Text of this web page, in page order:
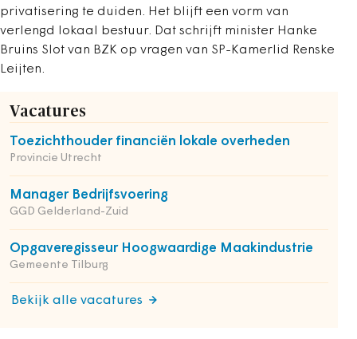
privatisering te duiden. Het blijft een vorm van
verlengd lokaal bestuur. Dat schrijft minister Hanke
Bruins Slot van BZK op vragen van SP-Kamerlid Renske
Leijten.
Vacatures
Toezichthouder financiën lokale overheden
Provincie Utrecht
Manager Bedrijfsvoering
GGD Gelderland-Zuid
Opgaveregisseur Hoogwaardige Maakindustrie
Gemeente Tilburg
Bekijk alle vacatures